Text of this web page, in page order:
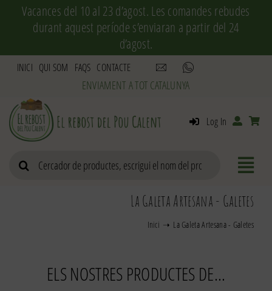
Vacances del 10 al 23 d’agost. Les comandes rebudes
durant aquest període s’enviaran a partir del 24
d’agost.
INICI QUI SOM FAQS CONTACTE
Search
for:
Log In
La Galeta Artesana - Galetes
Inici La Galeta Artesana - Galetes
ELS NOSTRES PRODUCTES DE…